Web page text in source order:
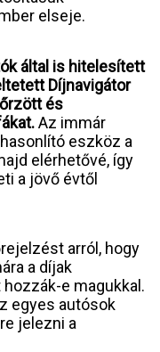
elseje.
által is hitelesített
Díjnavigátor
és
Az immár
eszköz a
elérhetővé, így
a jövő évtől
arról, hogy
a díjak
e magukkal.
egyes autósok
jelezni a